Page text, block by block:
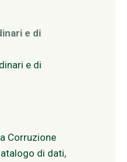
e di
e di
Corruzione
di dati,